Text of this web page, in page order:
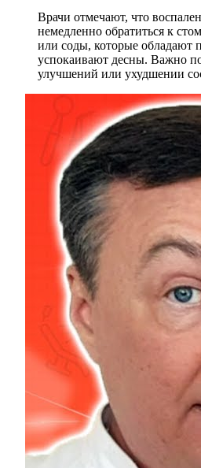
Врачи отмечают, что
немедленно обратиться к
или соды, которые обладают
успокаивают десны. Важно
улучшений или ухудшении